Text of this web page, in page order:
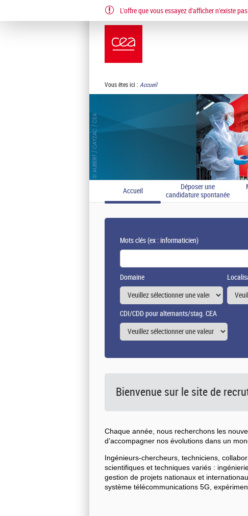
EN FR
Vous êtes ici : Accueil
Accueil
Déposer une
candidature spontanée
Mots clés(ex : informaticien)
Domaine
CDI/CDD pour alternants/stag. CEA
L'offre que vous essayez d'afficher n'existe
Bienvenue sur le site de
Chaque année, nous recherchons les
d’accompagner nos évolutions dans un
Ingénieurs-chercheurs, techniciens,
scientifiques et techniques variés :
gestion de projets nationaux et
système télécommunications 5G,